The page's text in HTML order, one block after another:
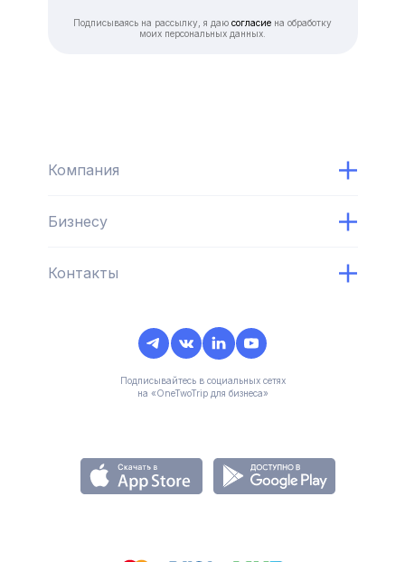
Подписываясь на рассылку, я даю согласие на обработку
моих персональных данных.
Компания
Бизнесу
Контакты
Подписывайтесь в социальных сетях
на «OneTwoTrip для бизнеса»